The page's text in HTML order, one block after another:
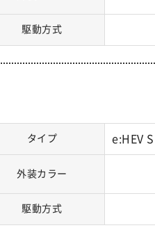
駆動方式
タイプ e:HEV
外装カラー
駆動方式